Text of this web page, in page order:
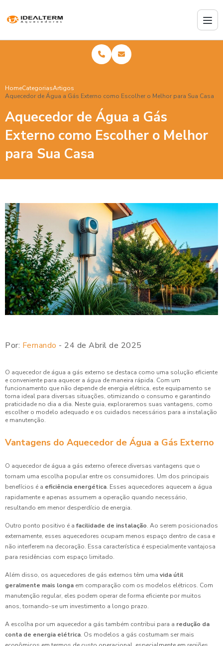
HomeCategoriasArtigos
Aquecedor de Água a Gás Externo como Escolher o Melhor para Sua Casa
Aquecedor de Água a Gás
Externo como Escolher o Melhor
para Sua Casa
Por: Fernando - 24 de Abril de 2025
O aquecedor de água a gás externo se destaca como uma solução eficiente
e conveniente para aquecer a água de maneira rápida. Com um
funcionamento que não depende de energia elétrica, este equipamento se
torna ideal para diversas situações, otimizando o consumo e garantindo
praticidade no dia a dia. Neste guia, exploraremos suas vantagens, como
escolher o modelo adequado e os cuidados necessários para a instalação
e manutenção.
Vantagens do Aquecedor de Água a Gás Externo
O aquecedor de água a gás externo oferece diversas vantagens que o
tornam uma escolha popular entre os consumidores. Um dos principais
benefícios é a eficiência energética. Esses aquecedores aquecem a água
rapidamente e apenas assumem a operação quando necessário,
resultando em menor desperdício de energia.
Outro ponto positivo é a facilidade de instalação. Ao serem posicionados
externamente, esses aquecedores ocupam menos espaço dentro de casa e
não interferem na decoração. Essa característica é especialmente vantajosa
para residências com espaço limitado.
Além disso, os aquecedores de gás externos têm uma vida útil
geralmente mais longa em comparação com os modelos elétricos. Com
manutenção regular, eles podem operar de forma eficiente por muitos
anos, tornando-se um investimento a longo prazo.
A escolha por um aquecedor a gás também contribui para a redução da
conta de energia elétrica. Os modelos a gás costumam ser mais